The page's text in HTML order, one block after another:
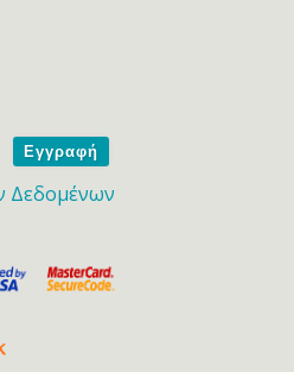
Name
Δεδομένων